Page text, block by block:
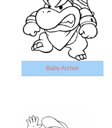
Baby Archer